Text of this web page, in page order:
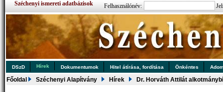
Széchenyi ismereti adatbázisok Felhasználónév:
DSzD Hírek Dokumentumok Hitel átírása, fordítása Önkéntes
Főoldal Széchenyi Alapítvány Hírek Dr. Horváth Attilát